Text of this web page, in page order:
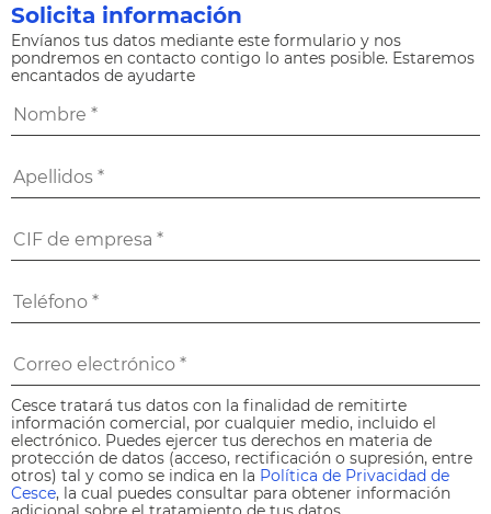
Solicita información
Envíanos tus datos mediante este formulario y nos
pondremos en contacto contigo lo antes posible. Estaremos
encantados de ayudarte
Cesce tratará tus datos con la finalidad de remitirte
información comercial, por cualquier medio, incluido el
electrónico. Puedes ejercer tus derechos en materia de
protección de datos (acceso, rectificación o supresión, entre
otros) tal y como se indica en la Política de Privacidad de
Cesce, la cual puedes consultar para obtener información